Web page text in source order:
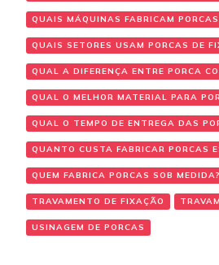
QUAIS MÁQUINAS FABRICAM
QUAIS SETORES USAM PORCAS DE
QUAL A DIFERENÇA ENTRE PORCA
QUAL O MELHOR MATERIAL PARA
QUAL O TEMPO DE ENTREGA DAS
QUANTO CUSTA FABRICAR PORCAS
QUEM FABRICA PORCAS SOB MEDIDA?
TRAVAMENTO DE FIXAÇÃO
USINAGEM DE PORCAS